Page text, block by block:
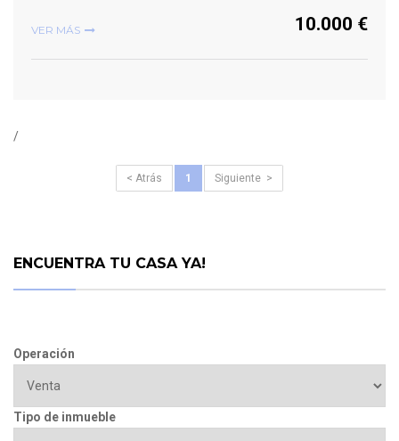
VER MÁS 10.000 €
/
< Atrás 1 Siguiente >
ENCUENTRA TU CASA YA!
Operación
Tipo de inmueble